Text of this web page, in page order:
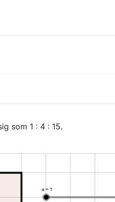
som 1 : 4 : 15.